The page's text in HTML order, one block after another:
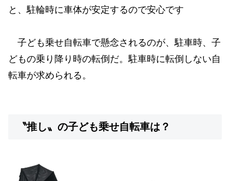
と、駐輪時に車体が安定するので安心です
子ども乗せ自転車で懸念されるのが、駐車時、子
どもの乗り降り時の転倒だ。駐車時に転倒しない自
転車が求められる。
〝推し〟の子ども乗せ自転車は？